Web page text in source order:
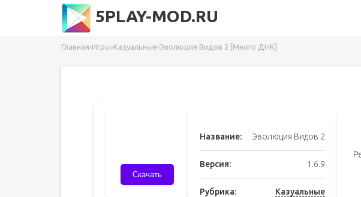
5PLAY-MOD.RU
Главная›Игры›Казуальные›Эволюция Видов 2 [Много ДНК]
Скачать
Название: Эволюция Видов 2
Версия: 1.6.9
Рубрика: Казуальные